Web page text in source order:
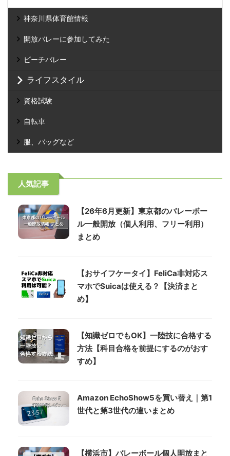
神奈川県体育館情報
開放バレーに参加してみた
ビーチバレー
ライフスタイル
資格試験
自転車
服、バッグなど
人気記事
【26年6月更新】東京都のバレーボー
ル一般開放（個人利用、フリー利用）
まとめ
【おサイフケータイ】FeliCa非対応ス
マホでSuicaは使える？【決済まと
め】
【知識ゼロでもOK】一陸技に合格する
方法【科目合格を前提にするのがおす
すめ】
Amazon EchoShow5を買い替え｜第1
世代と第3世代の違いまとめ
【横浜市】バレーボール個人開放まと